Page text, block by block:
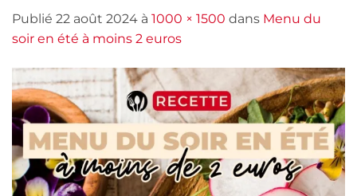
Publié 22 août 2024 à 1000 × 1500 dans Menu du
soir en été à moins 2 euros